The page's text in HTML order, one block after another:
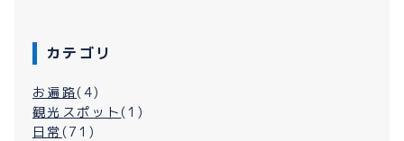
カテゴリ
お遍路(4)
観光スポット (1)
日常 (71)